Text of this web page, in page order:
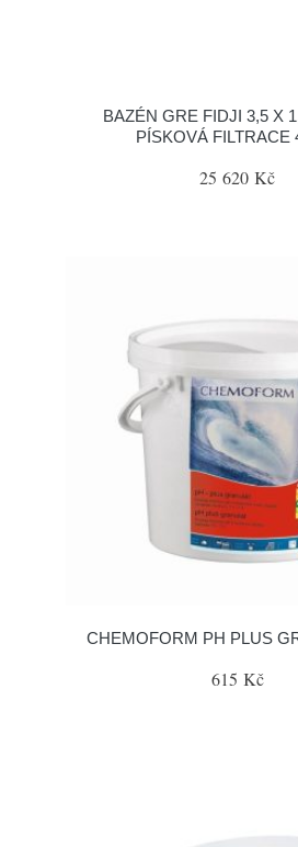
BAZÉN GRE FIDJI 3,5 X
PÍSKOVÁ FILTRACE
25 620 Kč
CHEMOFORM PH PLUS
615 Kč